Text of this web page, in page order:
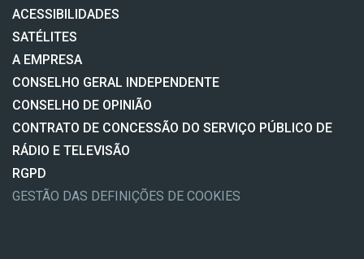
ACESSIBILIDADES
SATÉLITES
A EMPRESA
CONSELHO GERAL INDEPENDENTE
CONSELHO DE OPINIÃO
CONTRATO DE CONCESSÃO DO SERVIÇO PÚBLICO DE
RÁDIO E TELEVISÃO
RGPD
GESTÃO DAS DEFINIÇÕES DE COOKIES